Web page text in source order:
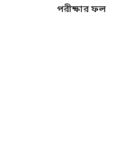
পরীক্ষার ফল